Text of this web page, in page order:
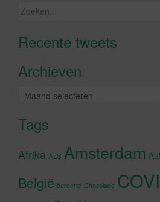
Zoeken
Recente tweets
Klik om marketing
Archieven
Archieven
Tags
Afrika ALS Amsterdam
België beroerte Chocolade